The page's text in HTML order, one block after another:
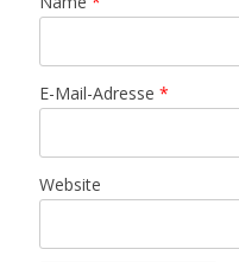
E-Mail-Adresse *
Website